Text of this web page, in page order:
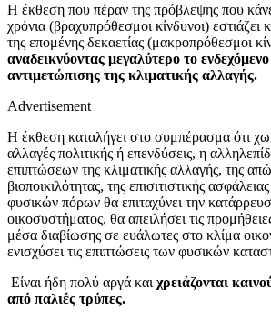
Η έκθεση που πέραν της πρόβλεψης που
χρόνια (βραχυπρόθεσμοι κίνδυνοι) εστιάζει
της επομένης δεκαετίας (μακροπρόθεσμοι
αναδεικνύοντας μεγαλύτερο το
αντιμετώπισης της κλιματικής αλλαγής.
Advertisement
Η έκθεση καταλήγει στο συμπέρασμα ότι
αλλαγές πολιτικής ή επενδύσεις, η
επιπτώσεων της κλιματικής αλλαγής, της
βιοποικιλότητας, της επισιτιστικής
φυσικών πόρων θα επιταχύνει την
οικοσυστήματος, θα απειλήσει τις
μέσα διαβίωσης σε ευάλωτες στο κλίμα
ενισχύσει τις επιπτώσεις των φυσικών
Είναι ήδη πολύ αργά και χρειάζονται
από παλιές τρύπες.